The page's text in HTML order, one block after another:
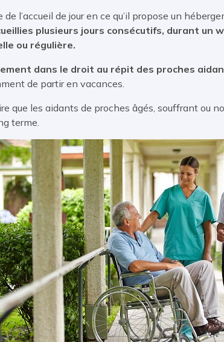
de l’accueil de jour en ce qu’il propose un
plusieurs jours consécutifs, durant un
ou régulière.
dans le droit au répit des proches
de partir en vacances.
que les aidants de proches âgés, souffrant ou
terme.